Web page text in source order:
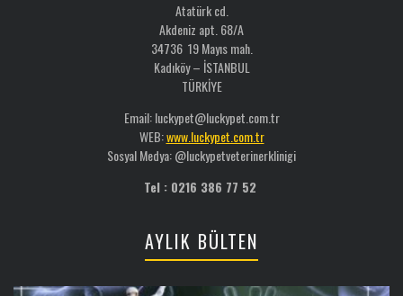
Atatürk cd.
Akdeniz apt. 68/A
34736 19 Mayıs mah.
Kadıköy – İSTANBUL
TÜRKİYE
Email: luckypet@luckypet.com.tr
WEB:www.luckypet.com.tr
Sosyal Medya: @luckypetveterinerklinigi
Tel : 0216 386 77 52
AYLIK BÜLTEN